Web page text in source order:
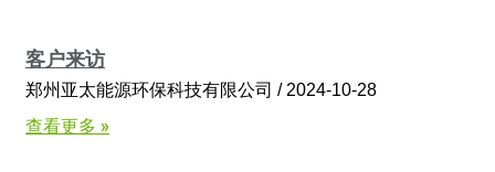
客户来访
郑州亚太能源环保科技有限公司 2024-10-28
查看更多 »